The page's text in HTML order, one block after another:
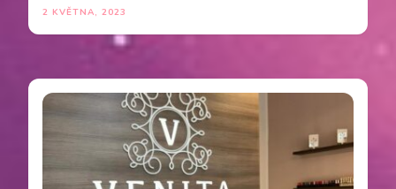
2 KVĚTNA, 2023